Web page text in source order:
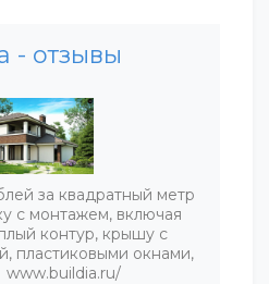
- отзывы
за квадратный метр
с монтажем, включая
контур, крышу с
пластиковыми окнами,